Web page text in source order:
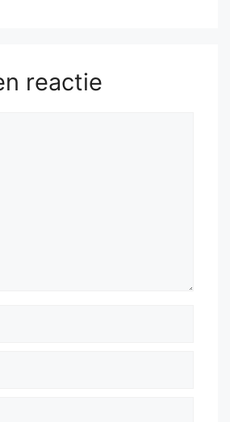
reactie